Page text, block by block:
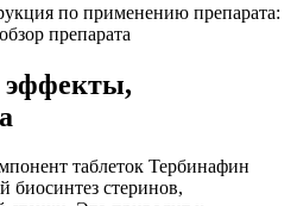
по применению препарата:
препарата
эффекты,
таблеток Тербинафин
биосинтез стеринов,